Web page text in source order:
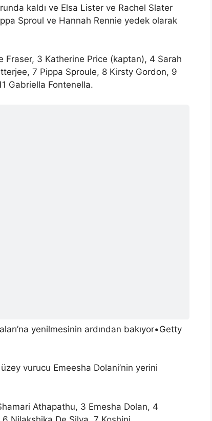
kaldı ve Elsa Lister ve Rachel Slater
Sproul ve Hannah Rennie yedek olarak
Fraser, 3 Katherine Price (kaptan), 4 Sarah
7 Pippa Sproule, 8 Kirsty Gordon, 9
Gabriella Fontenella.
yenilmesinin ardından bakıyor•Getty
vurucu Emeesha Dolani’nin yerini
Athapathu, 3 Emesha Dolan, 4